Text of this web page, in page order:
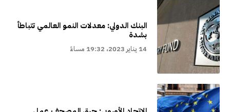
البنك الدولي: معدلات النمو العالمي تتباطأ
بشدة
14 يناير 2023، 19:32 مساءً